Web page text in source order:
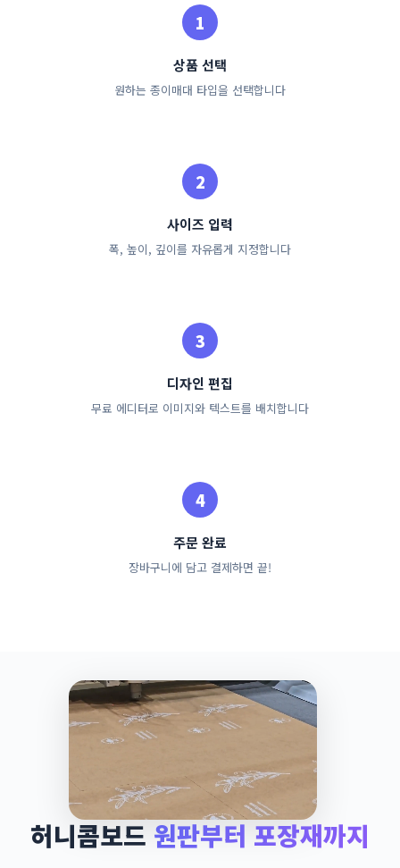
상품 선택
원하는 종이매대 타입을 선택합니다
사이즈 입력
폭, 높이, 깊이를 자유롭게 지정합니다
디자인 편집
무료 에디터로 이미지와 텍스트를 배치합니다
주문 완료
장바구니에 담고 결제하면 끝!
허니콤보드 원판부터 포장재까지